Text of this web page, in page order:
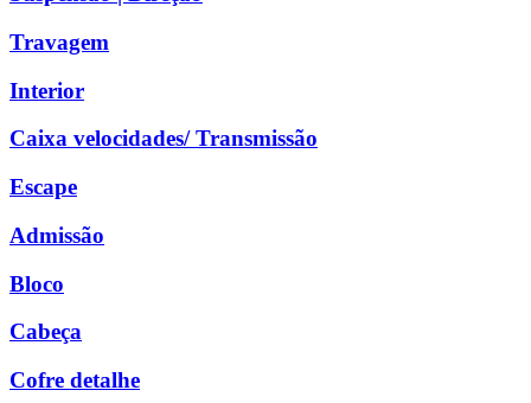
Travagem
Interior
Caixa velocidades/ Transmissão
Escape
Admissão
Bloco
Cabeça
Cofre detalhe